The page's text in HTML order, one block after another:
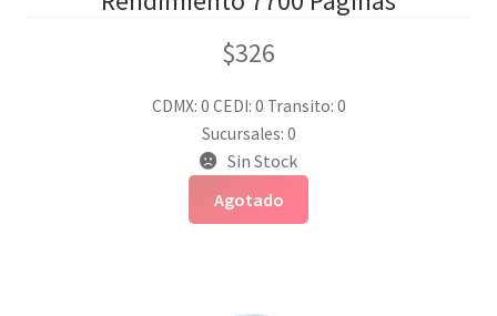
$326
CDMX: 0 CEDI: 0 Transito: 0
Sucursales: 0
Sin Stock
Agotado